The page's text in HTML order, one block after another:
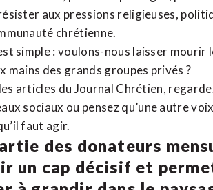
aux pressions religieuses,
chrétienne.
simple : voulons-nous laisser mourir
mains des grands groupes privés ?
articles du Journal Chrétien,
sociaux ou pensez qu’une autre
faut agir.
des donateurs
un cap décisif et